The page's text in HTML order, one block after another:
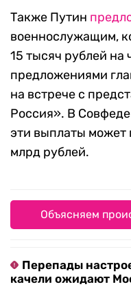
Также Путин
военнослужащим,
15 тысяч рублей на
предложениями
на встрече с
Россия». В
эти выплаты может
млрд рублей.
Объясняем
Перепады
качели ожидают